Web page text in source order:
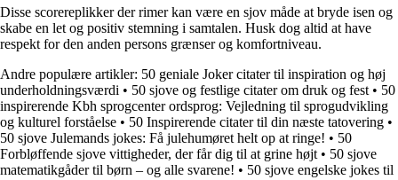
Disse scorereplikker der rimer kan være en sjov måde at bryde isen og
skabe en let og positiv stemning i samtalen. Husk dog altid at have
respekt for den anden persons grænser og komfortniveau.
Andre populære artikler: 50 geniale Joker citater til inspiration og høj
underholdningsværdi • 50 sjove og festlige citater om druk og fest • 50
inspirerende Kbh sprogcenter ordsprog: Vejledning til sprogudvikling
og kulturel forståelse • 50 Inspirerende citater til din næste tatovering •
50 sjove Julemands jokes: Få julehumøret helt op at ringe! • 50
Forbløffende sjove vittigheder, der får dig til at grine højt • 50 sjove
matematikgåder til børn – og alle svarene! • 50 sjove engelske jokes til